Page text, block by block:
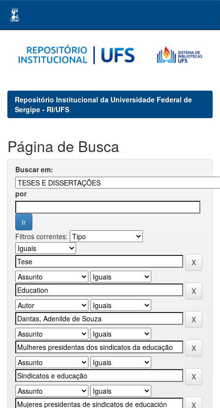
navigation
Repositório Institucional da Universidade Federal de
Sergipe - RI/UFS
Página de Busca
Buscar em:
por
Filtros correntes: